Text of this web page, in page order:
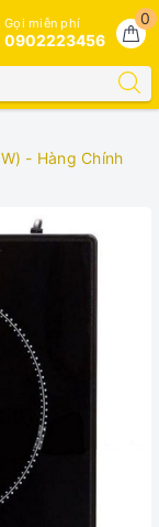
0
Gọi miễn phí
0902223456
- Hàng Chính